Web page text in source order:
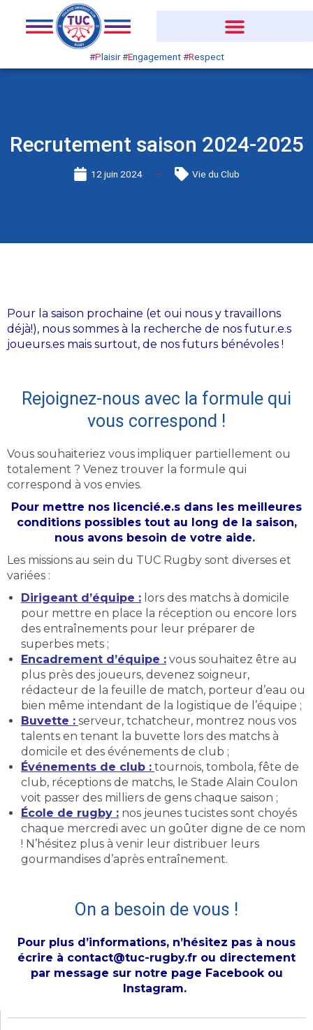
#Plaisir#Engagement#Respect
Recrutement saison 2024-2025
12 juin 2024 Vie du Club
Pour la saison prochaine (et oui nous y travaillons
déjà!), nous sommes à la recherche de nos futur.e.s
joueurs.es mais surtout, de nos futurs bénévoles !
Rejoignez-nous avec la formule qui
vous correspond !
Vous souhaiteriez vous impliquer partiellement ou
totalement ? Venez trouver la formule qui
correspond à vos envies.
Pour mettre nos licencié.e.s dans les meilleures
conditions possibles tout au long de la saison,
nous avons besoin de votre aide.
Les missions au sein du TUC Rugby sont diverses et
variées :
Dirigeant d’équipe : lors des matchs à domicile
pour mettre en place la réception ou encore lors
des entraînements pour leur préparer de
superbes mets ;
Encadrement d’équipe : vous souhaitez être au
plus près des joueurs, devenez soigneur,
rédacteur de la feuille de match, porteur d’eau ou
bien même intendant de la logistique de l’équipe ;
Buvette : serveur, tchatcheur, montrez nous vos
talents en tenant la buvette lors des matchs à
domicile et des événements de club ;
Événements de club : tournois, tombola, fête de
club, réceptions de matchs, le Stade Alain Coulon
voit passer des milliers de gens chaque saison ;
École de rugby : nos jeunes tucistes sont choyés
chaque mercredi avec un goûter digne de ce nom
! N’hésitez plus à venir leur distribuer leurs
gourmandises d’après entraînement.
On a besoin de vous !
Pour plus d’informations, n’hésitez pas à nous
écrire à contact@tuc-rugby.fr ou directement
par message sur notre page Facebook ou
Instagram.